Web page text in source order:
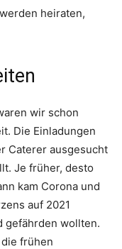
heiraten,
wir schon
Die Einladungen
Caterer ausgesucht
Je früher, desto
kam Corona und
auf 2021
gefährden wollten.
frühen